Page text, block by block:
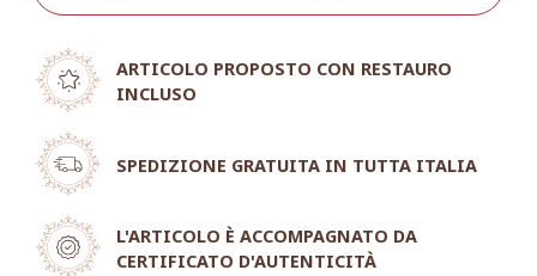
ARTICOLO PROPOSTO CON RESTAURO
INCLUSO
SPEDIZIONE GRATUITA IN TUTTA ITALIA
L'ARTICOLO È ACCOMPAGNATO DA
CERTIFICATO D'AUTENTICITÀ